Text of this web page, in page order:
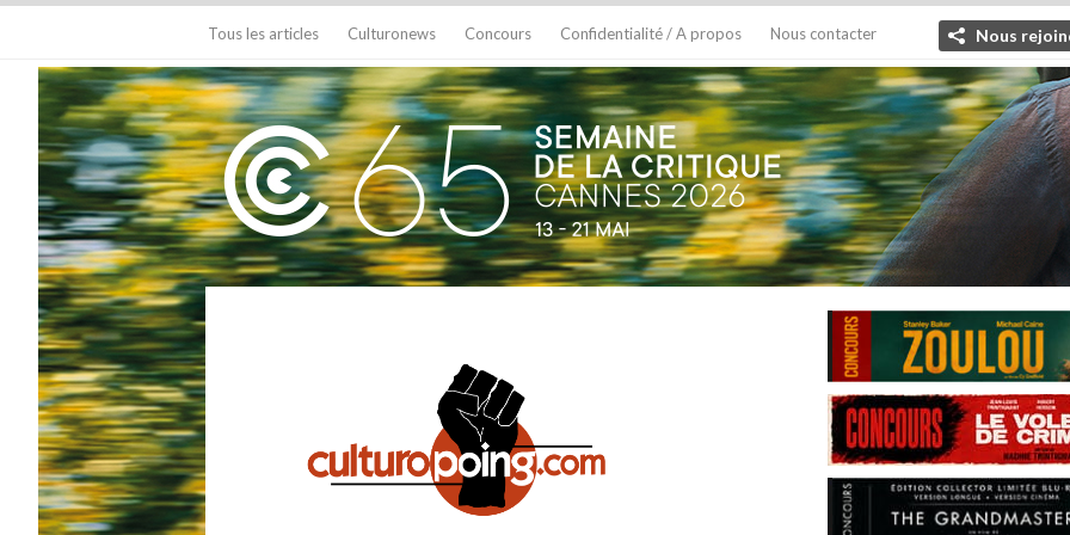
Tous les articles Culturonews Concours Confidentialité / A propos Nous contacter Nous